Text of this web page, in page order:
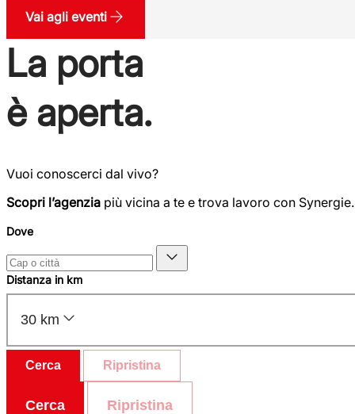
Vai agli eventi
La porta
è aperta.
Vuoi conoscerci dal vivo?
Scopri l’agenzia più vicina a te e trova lavoro con Synergie.
Dove
Distanza in km
30 km
Cerca Ripristina
Cerca Ripristina